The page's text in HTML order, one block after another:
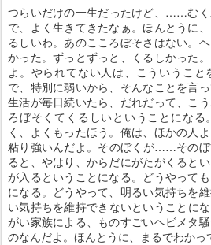
つらいだけの一生だったけど、……むく
で、よく生きてきたなぁ。ほんとうに
るしいわ。あのこころぼそさはない。
かった。ずっとずっと、くるしかった
よ。やられてない人は、こういうこ
で、特別に弱いから、そんなことを言
生活が毎日続いたら、だれだって、こ
ろぼそくてくるしいということにな
く、よくもったほう。俺は、ほかの人
粘り強いんだよ。そのぼくが……その
ると、やはり、からだにがたがくると
が入るということになる。どうやって
になる。どうやって、明るい気持ちを
い気持ちを維持できないということに
がい家族による、ものすごいヘビメタ
のなんだよ。ほんとうに、まるでわかっ